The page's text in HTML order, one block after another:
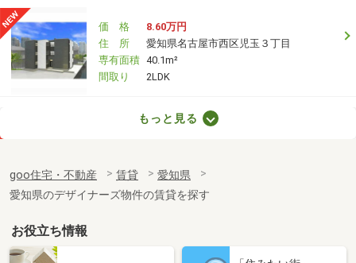
価 格
8.60万円
住 所
愛知県名古屋市西区児玉３丁目
専有面積 40.1m²
間取り
2LDK
愛知県岡崎市大門３丁目
専有面積
42.12m²
間取り
1LDK
愛知県名古屋市港区東蟹田
もっと見る
goo住宅・不動産 賃貸
愛知県
愛知県のデザイナーズ物件の賃貸を探す
お役立ち情報